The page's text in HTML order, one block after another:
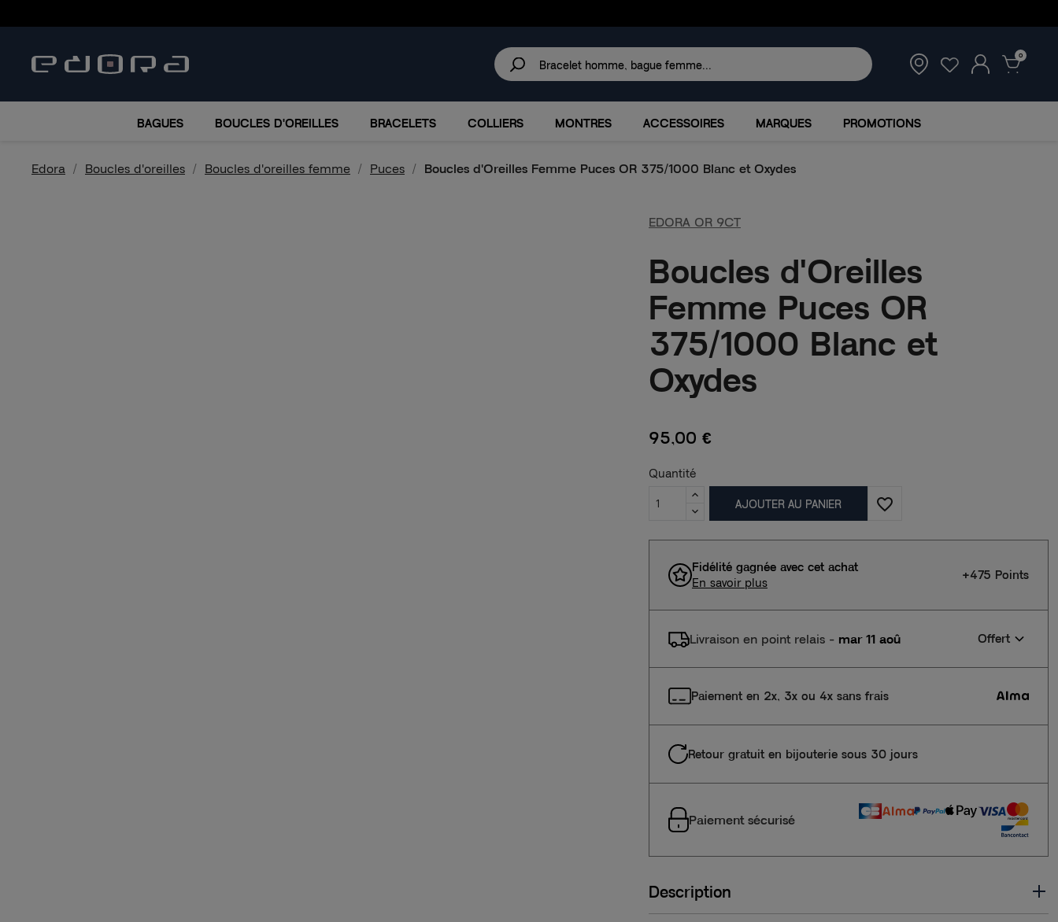
BRACELETS COLLIERS PROMOTIONS
0
BAGUES BOUCLES D'OREILLES BRACELETS COLLIERS MONTRES ACCESSOIRES MARQUES PROMOTIONS
Edora Boucles d'oreilles Boucles d'oreilles femme Puces Boucles d'Oreilles Femme Puces OR 375/1000 Blanc et Oxydes
EDORA OR 9CT
Boucles d'Oreilles
Femme Puces OR
375/1000 Blanc et
Oxydes
95,00 €
Quantité
AJOUTER AU PANIER favorite_border
Fidélité gagnée avec cet achat
En savoir plus
+475 Points
Livraison en point relais- mar 11 aoû Offert
Paiement en 2x, 3x ou 4x sans frais
Retour gratuit en bijouterie sous 30 jours
Paiement sécurisé
Description